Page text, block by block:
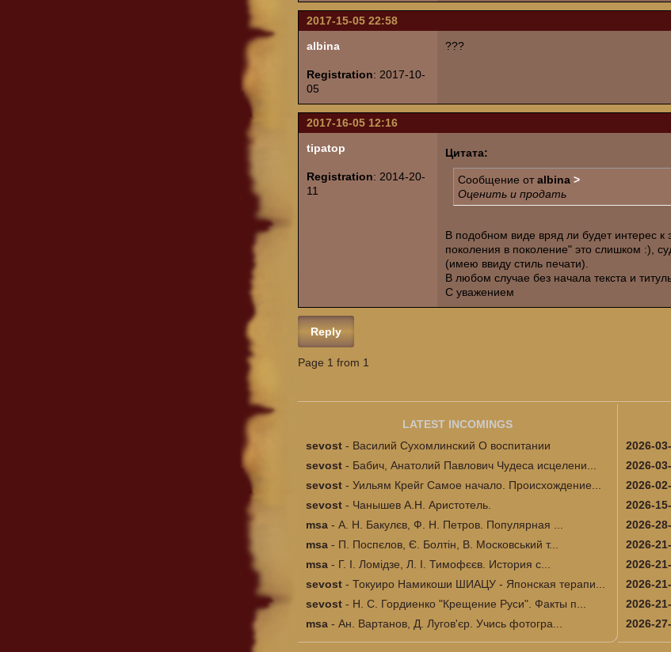
2017-15-05 22:58
albina
Registration: 2017-10-
05
???
2017-16-05 12:16
tipatop
Registration: 2014-20-
11
Цитата:
Сообщение отalbina>
Оценить и продать
В подобном виде вряд ли будет интерес к
поколения в поколение" это слишком :),
(имею ввиду стиль печати).
В любом случае без начала текста и
С уважением
Reply
Page 1 from 1
LATEST INCOMINGS
sevost - Василий Сухомлинский О воспитании
sevost - Бабич, Анатолий Павлович Чудеса исцелени...
sevost -Уильям Крейг Самое начало. Происхождение...
sevost - Чанышев А.Н. Аристотель.
msa -А. Н. Бакулєв, Ф. Н. Петров. Популярная ...
msa - П. Поспєлов, Є. Болтін, В. Московський т...
msa - Г. І. Ломідзе, Л. І. Тимофєєв. История с...
sevost -Токуиро Намикоши ШИАЦУ - Японская терапи...
sevost - Н. С. Гордиенко "Крещение Руси". Факты п...
msa -Ан. Вартанов, Д. Лугов'єр. Учись фотогра...
2026-
2026-
2026-
2026-
2026-
2026-
2026-
2026-
2026-
2026-